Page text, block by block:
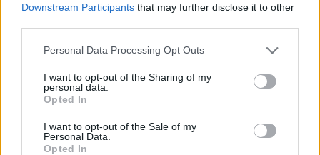
Downstream Participants that may further disclose it to other
Personal Data Processing Opt Outs
I want to opt-out of the Sharing of my
personal data.
Opted In
I want to opt-out of the Sale of my
Personal Data.
Opted In